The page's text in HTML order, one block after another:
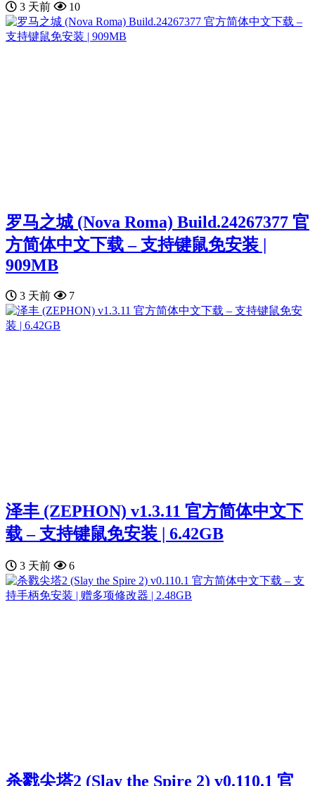
3 天前 10
罗马之城 (Nova Roma) Build.24267377 官
方简体中文下载 – 支持键鼠免安装 |
909MB
3 天前 7
泽丰 (ZEPHON) v1.3.11 官方简体中文下
载 – 支持键鼠免安装 | 6.42GB
3 天前 6
杀戮尖塔2 (Slay the Spire 2) v0.110.1 官